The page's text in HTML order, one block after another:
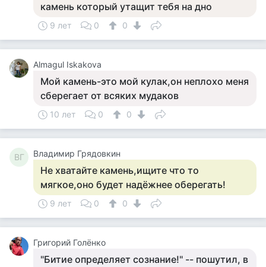
камень который утащит тебя на дно
9 лет 0 0
Almagul Iskakova
Мой камень-это мой кулак,он неплохо меня
сберегает от всяких мудаков
10 лет 0 0
ВГ Владимир Грядовкин
Не хватайте камень,ищите что то
мягкое,оно будет надёжнее оберегать!
9 лет 0 0
Григорий Голёнко
"Битие определяет сознание!" -- пошутил, в